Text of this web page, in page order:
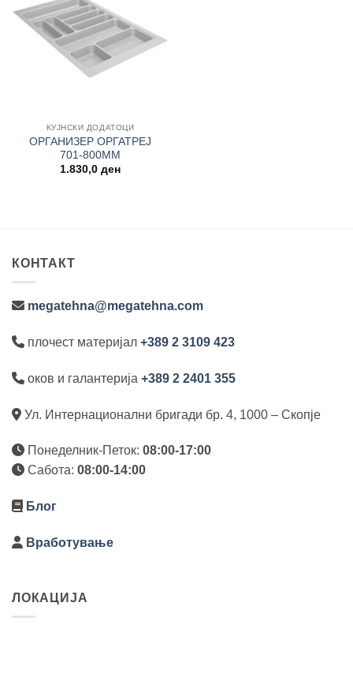
КУЈНСКИ ДОДАТОЦИ
ОРГАНИЗЕР ОРГАТРЕЈ
701-800MM
1.830,0 ден
КОНТАКТ
megatehna@megatehna.com
плочест материјал +389 2 3109 423
оков и галантерија +389 2 2401 355
Ул. Интернационални бригади бр. 4, 1000 – Скопје
Понеделник-Петок: 08:00-17:00
Сабота: 08:00-14:00
Блог
Вработување
ЛОКАЦИЈА